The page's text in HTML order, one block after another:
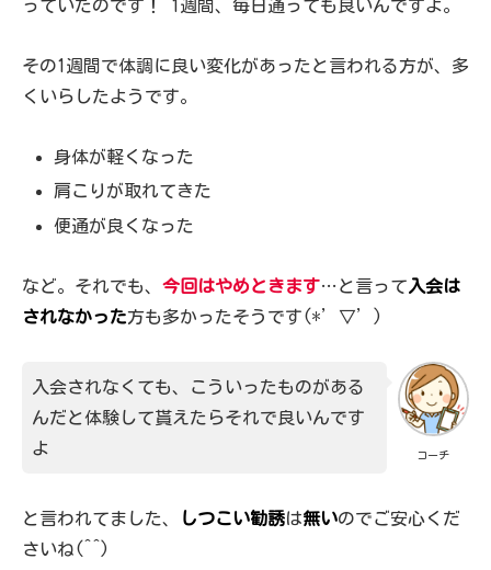
っていたのです！ 1週間、毎日通っても良いんですよ。
その1週間で体調に良い変化があったと言われる方が、多
くいらしたようです。
身体が軽くなった
肩こりが取れてきた
便通が良くなった
など。それでも、 今回はやめときます…と言って 入会は
されなかった方も多かったそうです(*’▽’)
コーチ
入会されなくても、こういったものがある
んだと体験して貰えたらそれで良いんです
よ
と言われてました、 しつこい勧誘は無いのでご安心くだ
さいね(^^)